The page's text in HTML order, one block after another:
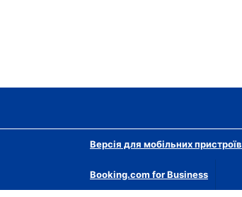
Версія для мобільних пристроїв
Booking.com for Business